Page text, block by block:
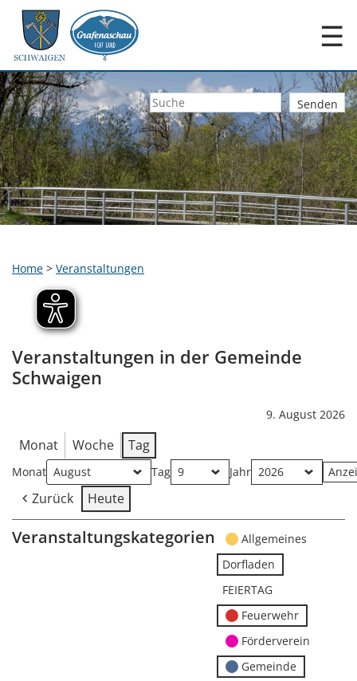
☰
Home > Veranstaltungen
Veranstaltungen in der Gemeinde
Schwaigen
9. August 2026
Monat Woche Tag
Monat Tag Jahr
Zurück Heute
Veranstaltungskategorien
Allgemeines
Dorfladen
FEIERTAG
Feuerwehr
Förderverein
Gemeinde